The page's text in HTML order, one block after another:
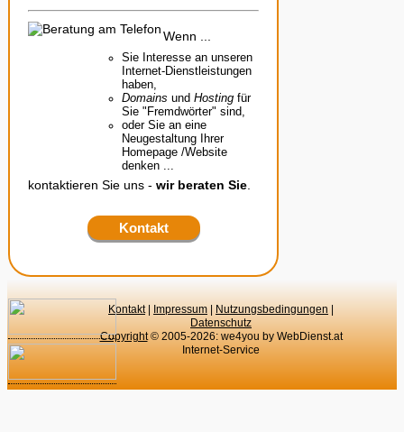
Wenn ...
Sie Interesse an unseren
Internet-Dienstleistungen
haben,
Domains und Hosting für
Sie "Fremdwörter" sind,
oder Sie an eine
Neugestaltung Ihrer
Homepage /Website
denken ...
kontaktieren Sie uns - wir beraten Sie
Kontakt
Kontakt| Impressum Nutzungsbedingungen
Datenschutz
Copyright© 2005-2026: we4you by WebDienst.at
Internet-Service